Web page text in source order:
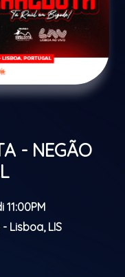
- NEGÃO
Lisboa, LIS